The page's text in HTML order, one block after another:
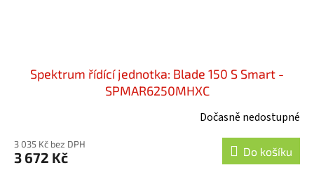
Spektrum řídící jednotka: Blade 150 S Smart -
SPMAR6250MHXC
Dočasně nedostupné
3 035 Kč bez DPH
3 672 Kč Do košíku